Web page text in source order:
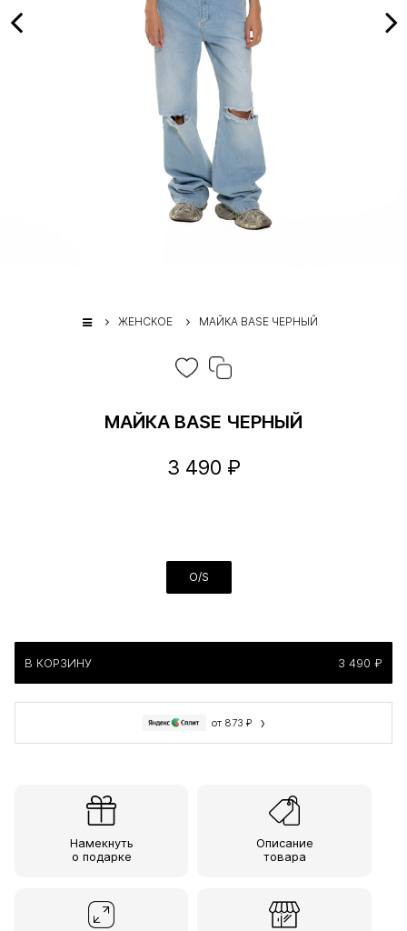
ЖЕНСКОЕ МАЙКА BASE ЧЕРНЫЙ
МАЙКА BASE ЧЕРНЫЙ
3 490 ₽
O/S
В КОРЗИНУ 3 490 ₽
от 873 ₽ ›
Намекнуть
о подарке
Описание
товара